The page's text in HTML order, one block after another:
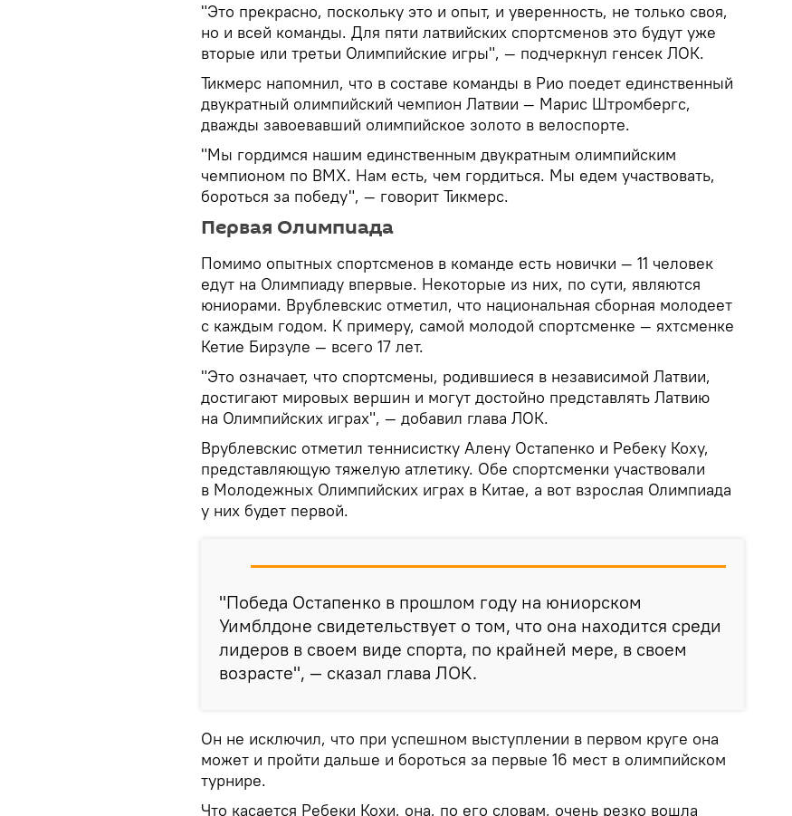
"Это прекрасно, поскольку это и опыт, и уверенность, не только своя,
но и всей команды. Для пяти латвийских спортсменов это будут уже
вторые или третьи Олимпийские игры", — подчеркнул генсек ЛОК.
Тикмерс напомнил, что в составе команды в Рио поедет единственный
двукратный олимпийский чемпион Латвии — Марис Штромбергс,
дважды завоевавший олимпийское золото в велоспорте.
"Мы гордимся нашим единственным двукратным олимпийским
чемпионом по ВМХ. Нам есть, чем гордиться. Мы едем участвовать,
бороться за победу", — говорит Тикмерс.
Первая Олимпиада
Помимо опытных спортсменов в команде есть новички — 11 человек
едут на Олимпиаду впервые. Некоторые из них, по сути, являются
юниорами. Врублевскис отметил, что национальная сборная молодеет
с каждым годом. К примеру, самой молодой спортсменке — яхтсменке
Кетие Бирзуле — всего 17 лет.
"Это означает, что спортсмены, родившиеся в независимой Латвии,
достигают мировых вершин и могут достойно представлять Латвию
на Олимпийских играх", — добавил глава ЛОК.
Врублевскис отметил теннисистку Алену Остапенко и Ребеку Коху,
представляющую тяжелую атлетику. Обе спортсменки участвовали
в Молодежных Олимпийских играх в Китае, а вот взрослая Олимпиада
у них будет первой.
"Победа Остапенко в прошлом году на юниорском
Уимблдоне свидетельствует о том, что она находится среди
лидеров в своем виде спорта, по крайней мере, в своем
возрасте", — сказал глава ЛОК.
Он не исключил, что при успешном выступлении в первом круге она
может и пройти дальше и бороться за первые 16 мест в олимпийском
турнире.
Что касается Ребеки Кохи, она, по его словам, очень резко вошла